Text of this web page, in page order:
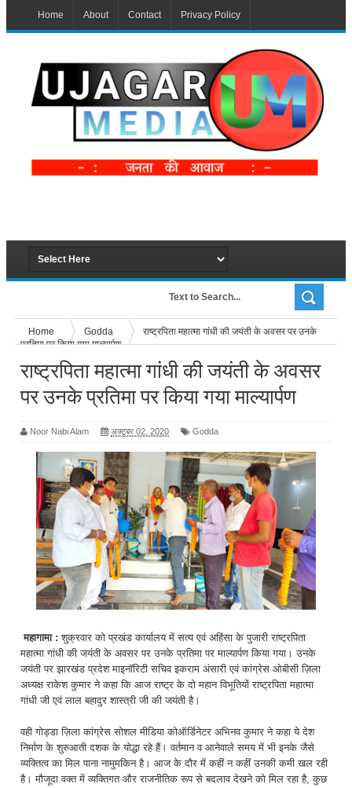
Home About Contact Privacy Policy
Home Godda
राष्ट्रपिता महात्मा गांधी की जयंती के अवसर पर उनके
प्रतिमा पर किया गया माल्यार्पण
राष्ट्रपिता महात्मा गांधी की जयंती के अवसर
पर उनके प्रतिमा पर किया गया माल्यार्पण
Noor Nabi Alam अक्टूबर 02, 2020 Godda
महागामा : शुक्रवार को प्रखंड कार्यालय में सत्य एवं अहिंसा के पुजारी राष्ट्रपिता
महात्मा गांधी की जयंती के अवसर पर उनके प्रतिमा पर माल्यार्पण किया गया। उनके
जयंती पर झारखंड प्रदेश माइनॉरिटी सचिव इकराम अंसारी एवं कांग्रेस ओबीसी ज़िला
अध्यक्ष राकेश कुमार ने कहा कि आज राष्ट्र के दो महान विभूतियों राष्ट्रपिता महात्मा
गांधी जी एवं लाल बहादुर शास्त्री जी की जयंती है।
वही गोड्डा ज़िला कांग्रेस सोशल मीडिया कोऑर्डिनेटर अभिनव कुमार ने कहा ये देश
निर्माण के शुरुआती दशक के योद्धा रहे हैं। वर्तमान व आनेवाले समय में भी इनके जैसे
व्यक्तित्व का मिल पाना नामुमकिन है। आज के दौर में कहीं न कहीं उनकी कमी खल रही
है। मौजूदा वक्त में व्यक्तिगत और राजनीतिक रूप से बदलाव देखने को मिल रहा है, कुछ